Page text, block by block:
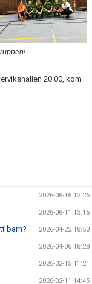
20.00, kom
2026-06-16 12:26
2026-06-11 13:15
barn? 2026-04-22 18:53
2026-04-06 18:28
2026-02-15 11:21
2026-02-11 14:45